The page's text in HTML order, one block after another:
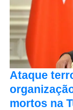
Ataque
mortos na